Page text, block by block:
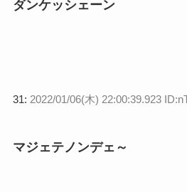
ダンケッシェーン
31: 2022/01/06(木) 22:00:39.923
マジェテノンデェ～